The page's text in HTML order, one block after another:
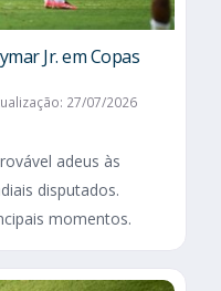
Jr. em Copas
27/07/2026
adeus às
disputados.
momentos.